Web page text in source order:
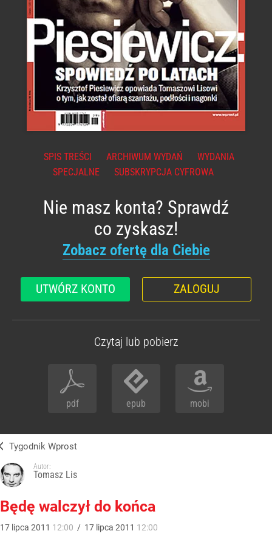
SPIS TREŚCI ARCHIWUM WYDAŃ
WYDANIA
SPECJALNE
SUBSKRYPCJA CYFROWA
Nie masz konta? Sprawdź
co zyskasz!
Zobacz ofertę dla Ciebie
UTWÓRZ KONTO ZALOGUJ
Czytaj lub pobierz
pdf epub mobi
Tygodnik Wprost
Autor:
Tomasz Lis
Będę walczył do końca
17 lipca 2011 12:00 / 17 lipca 2011 12:00